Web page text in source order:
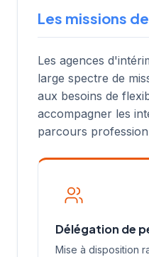
Les missions
Les agences
large spectre de
aux besoins de
accompagner les
parcours
Délégation de
Mise à disposition